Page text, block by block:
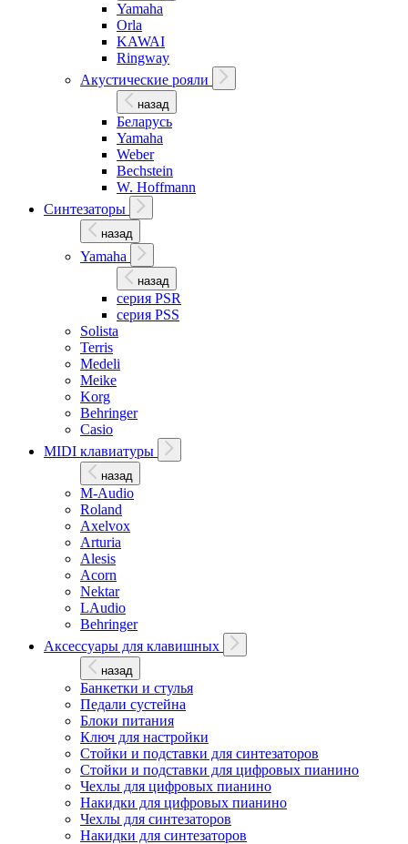
Yamaha
Orla
KAWAI
Ringway
Акустические рояли
назад
Беларусь
Yamaha
Weber
Bechstein
W. Hoffmann
Синтезаторы
назад
Yamaha
назад
серия PSR
серия PSS
Solista
Terris
Medeli
Meike
Korg
Behringer
Casio
MIDI клавиатуры
назад
M-Audio
Roland
Axelvox
Arturia
Alesis
Acorn
Nektar
LAudio
Behringer
Аксессуары для клавишных
назад
Банкетки и стулья
Педали сустейна
Блоки питания
Ключ для настройки
Стойки и подставки для синтезаторов
Стойки и подставки для цифровых пианино
Чехлы для цифровых пианино
Накидки для цифровых пианино
Чехлы для синтезаторов
Накидки для синтезаторов